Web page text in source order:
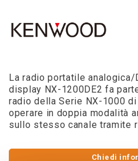
La radio portatile
display NX-1200DE2 fa
radio della Serie NX-1000
operare in doppia modalità
sullo stesso canale tramite
Chiedi